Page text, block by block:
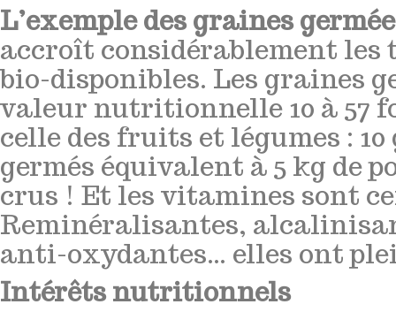
L’exemple des graines
accroît considérablement
bio-disponibles. Les graines
valeur nutritionnelle 10 à 57
celle des fruits et légumes :
germés équivalent à 5 kg de
crus ! Et les vitamines sont
Reminéralisantes,
anti-oxydantes… elles ont
Intérêts nutritionnels